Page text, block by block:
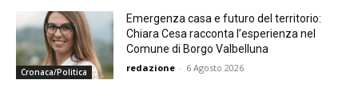
Cronaca/Politica
Emergenza casa e futuro del territorio:
Chiara Cesa racconta l’esperienza nel
Comune di Borgo Valbelluna
redazione - 6 Agosto 2026